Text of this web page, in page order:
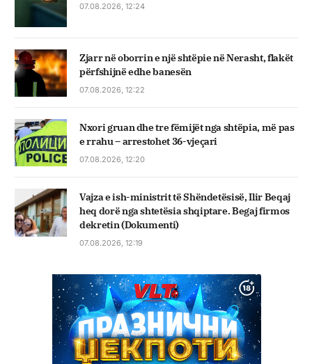
07.08.2026, 12:24
Zjarr në oborrin e një shtëpie në Nerasht, flakët
përfshijnë edhe banesën
07.08.2026, 12:22
Nxori gruan dhe tre fëmijët nga shtëpia, më pas
e rrahu – arrestohet 36-vjeçari
07.08.2026, 12:20
Vajza e ish-ministrit të Shëndetësisë, Ilir Beqaj
heq dorë nga shtetësia shqiptare. Begaj firmos
dekretin (Dokumenti)
07.08.2026, 12:19